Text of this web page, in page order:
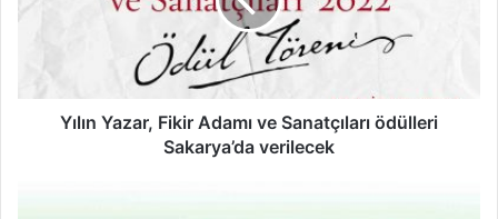
Sakarya’da
verilecek
Yılın Yazar, Fikir Adamı ve Sanatçıları ödülleri
Sakarya’da verilecek